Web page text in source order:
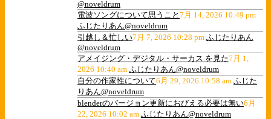
@noveldrum
電波ソングについて思うこと 7月 14, 2026 10:49 pm
ふじたりあん@noveldrum
引越し＆忙しい7月 7, 2026 10:28 pm ふじたりあん
@noveldrum
アメイジング・デジタル・サーカス を見た7月 1,
2026 10:40 am ふじたりあん@noveldrum
自分の作家性について6月 29, 2026 10:58 am ふじた
りあん@noveldrum
blenderのバージョン更新におびえる必要は無い6月
22, 2026 10:02 am ふじたりあん@noveldrum